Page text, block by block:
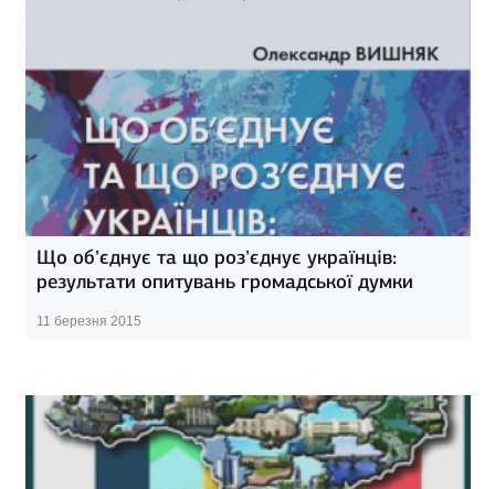
Що об’єднує та що роз’єднує українців:
результати опитувань громадської думки
11 березня 2015